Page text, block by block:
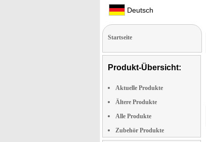
Deutsch
Startseite
Produkt-Übersicht:
Aktuelle Produkte
Ältere Produkte
Alle Produkte
Zubehör Produkte